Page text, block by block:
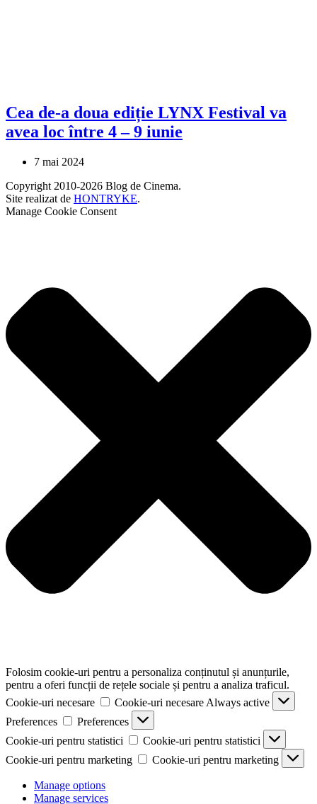
Cea de-a doua ediție LYNX Festival va
avea loc între 4 – 9 iunie
7 mai 2024
Copyright 2010-2026 Blog de Cinema.
Site realizat de HONTRYKE.
Manage Cookie Consent
Folosim cookie-uri pentru a personaliza conținutul și anunțurile,
pentru a oferi funcții de rețele sociale și pentru a analiza traficul.
Cookie-uri necesare
Cookie-uri necesare Always active
Preferences
Preferences
Cookie-uri pentru statistici
Cookie-uri pentru statistici
Cookie-uri pentru marketing
Cookie-uri pentru marketing
Manage options
Manage services